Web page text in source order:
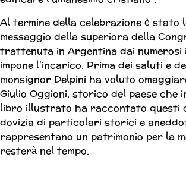
Al termine della celebrazione è stato
messaggio della superiora della
trattenuta in Argentina dai numerosi
impone l’incarico. Prima dei saluti e
monsignor Delpini ha voluto
Giulio Oggioni, storico del paese che
libro illustrato ha raccontato questi
dovizia di particolari storici e
rappresentano un patrimonio per la
resterà nel tempo.